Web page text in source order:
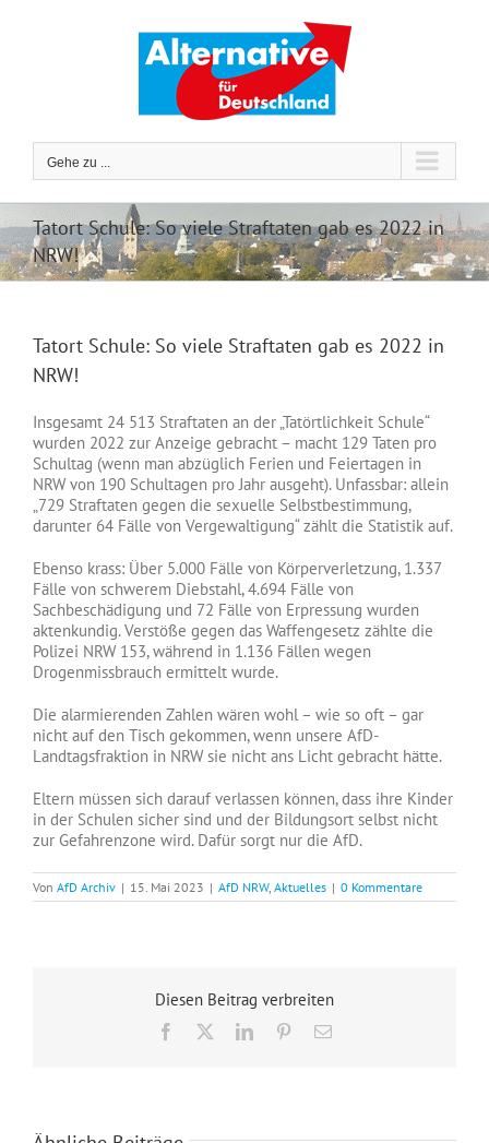
Gehe zu ...
Tatort Schule: So viele Straftaten gab es 2022 in
NRW!
Tatort Schule: So viele Straftaten gab es 2022 in
NRW!
Insgesamt 24 513 Straftaten an der „Tatörtlichkeit Schule“
wurden 2022 zur Anzeige gebracht – macht 129 Taten pro
Schultag (wenn man abzüglich Ferien und Feiertagen in
NRW von 190 Schultagen pro Jahr ausgeht). Unfassbar: allein
„729 Straftaten gegen die sexuelle Selbstbestimmung,
darunter 64 Fälle von Vergewaltigung“ zählt die Statistik auf.
Ebenso krass: Über 5.000 Fälle von Körperverletzung, 1.337
Fälle von schwerem Diebstahl, 4.694 Fälle von
Sachbeschädigung und 72 Fälle von Erpressung wurden
aktenkundig. Verstöße gegen das Waffengesetz zählte die
Polizei NRW 153, während in 1.136 Fällen wegen
Drogenmissbrauch ermittelt wurde.
Die alarmierenden Zahlen wären wohl – wie so oft – gar
nicht auf den Tisch gekommen, wenn unsere AfD-
Landtagsfraktion in NRW sie nicht ans Licht gebracht hätte.
Eltern müssen sich darauf verlassen können, dass ihre Kinder
in der Schulen sicher sind und der Bildungsort selbst nicht
zur Gefahrenzone wird. Dafür sorgt nur die AfD.
Von AfD Archiv | 15. Mai 2023 | AfD NRW, Aktuelles | 0 Kommentare
Diesen Beitrag verbreiten
Facebook LinkedInPinterest
E-